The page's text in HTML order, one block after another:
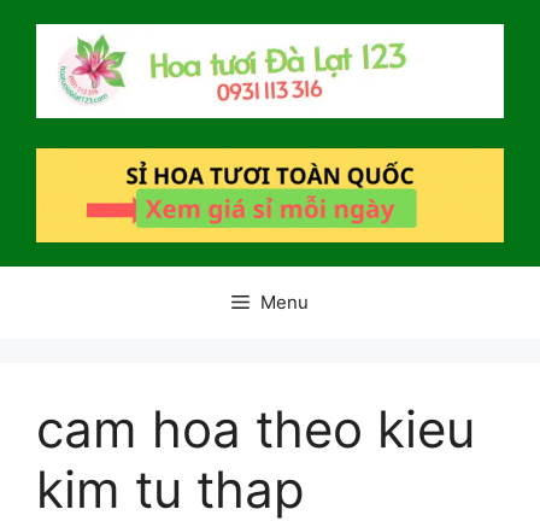
Menu
cam hoa theo kieu
kim tu thap